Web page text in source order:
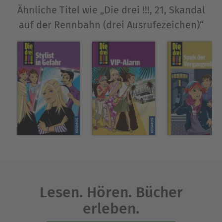
Ausblenden
Ähnliche Titel wie „Die drei !!!, 21, Skandal
auf der Rennbahn (drei Ausrufezeichen)“
Lesen. Hören. Bücher
erleben.